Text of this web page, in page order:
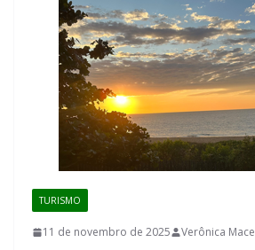
TURISMO
11 de novembro de 2025 Verônica